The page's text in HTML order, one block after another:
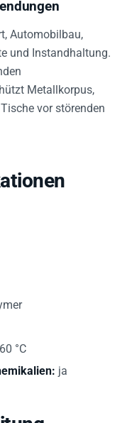
Automobilbau,
und Instandhaltung.
Metallkorpus,
vor störenden
°C
ja